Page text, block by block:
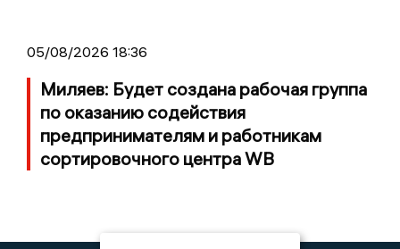
05/08/2026 18:36
Миляев: Будет создана рабочая группа
по оказанию содействия
предпринимателям и работникам
сортировочного центра WB